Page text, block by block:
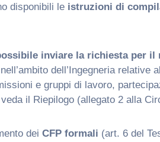
disponibili le istruzioni di
inviare la richiesta per
dell’Ingegneria
e gruppi di lavoro,
il Riepilogo (allegato 2 alla
dei CFP formali (art. 6 del